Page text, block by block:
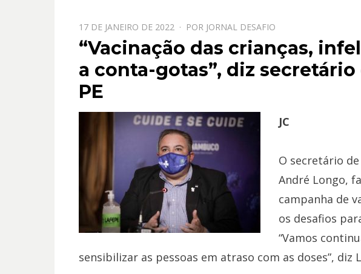
PPOSTADO
EM
17 DE JANEIRO DE 2022 POR JORNAL DESAFIO
“Vacinação das crianças,
a conta-gotas”, diz secretário
PE
JC
O secretário
André Longo,
campanha de
os desafios
“Vamos
sensibilizar as pessoas em atraso com as doses”, diz